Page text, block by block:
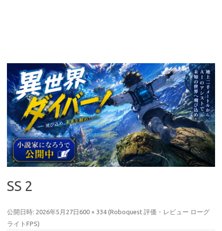
SS 2
公開日時: 2026年5月27日 600 × 334 (Roboquest 評価・レビュー ローグ
ライトFPS)